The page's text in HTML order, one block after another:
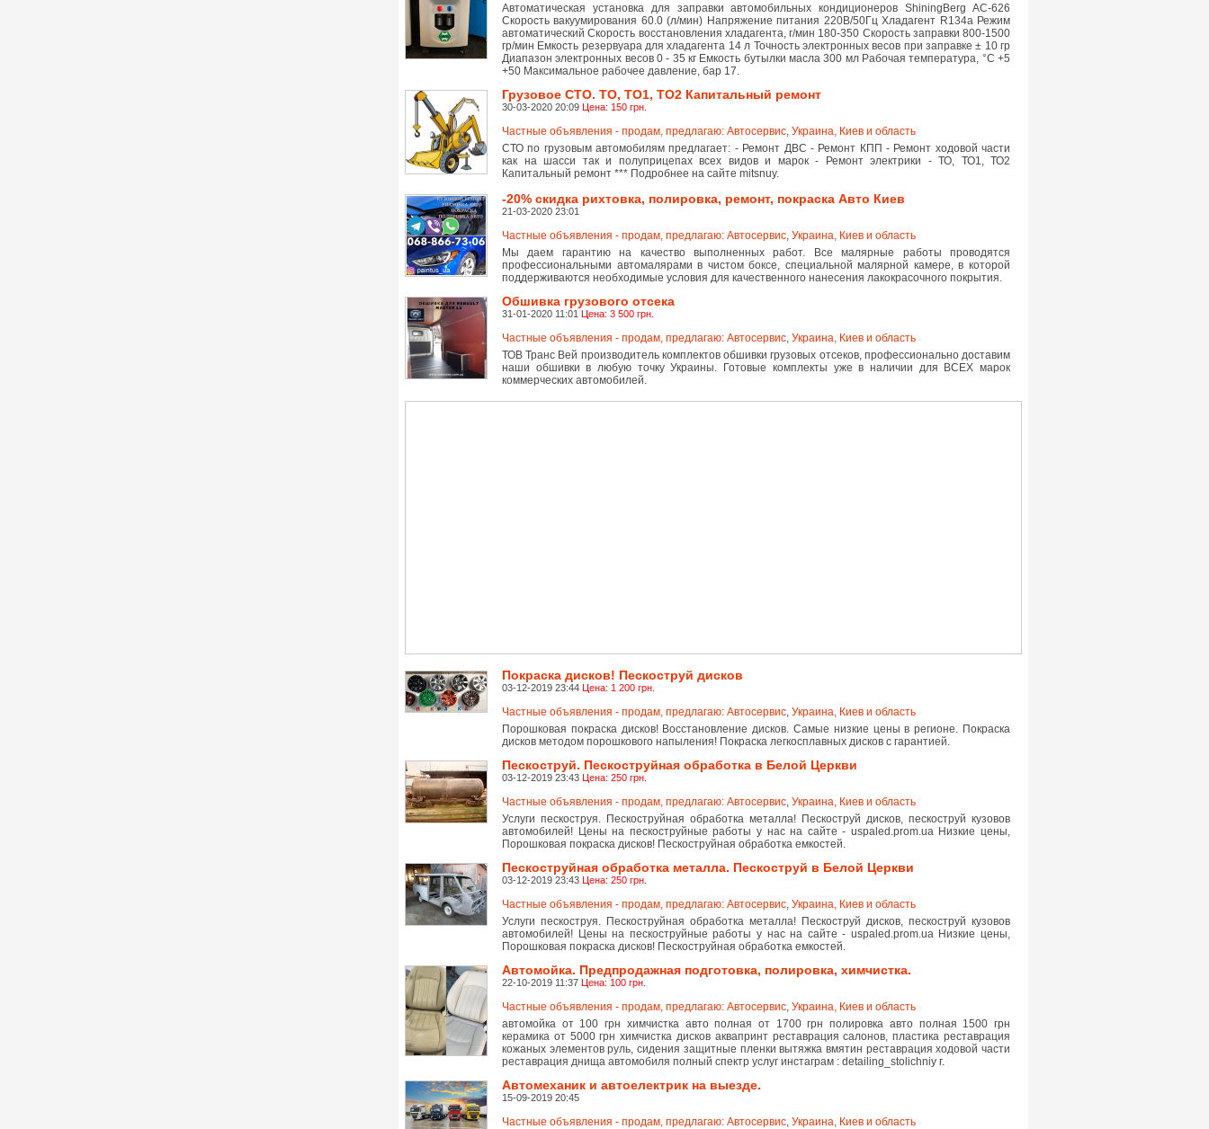
Автоматическая установка для заправки автомобильных кондиционеров ShiningBerg AC-626
Скорость вакуумирования 60.0 (л/мин) Напряжение питания 220В/50Гц Хладагент R134a Режим
автоматический Скорость восстановления хладагента, г/мин 180-350 Скорость заправки 800-1500
гр/мин Емкость резервуара для хладагента 14 л Точность электронных весов при заправке ± 10 гр
Диапазон электронных весов 0 - 35 кг Емкость бутылки масла 300 мл Рабочая температура, °C +5
+50 Максимальное рабочее давление, бар 17.
Грузовое СТО. ТО, ТО1, ТО2 Капитальный ремонт
30-03-2020 20:09 Цена: 150 грн.
Частные объявления - продам, предлагаю: Автосервис Украина, Киев и область
СТО по грузовым автомобилям предлагает: - Ремонт ДВС - Ремонт КПП - Ремонт ходовой части
как на шасси так и полуприцепах всех видов и марок - Ремонт электрики - ТО, ТО1, ТО2
Капитальный ремонт *** Подробнее на сайте mitsnuy.
-20% скидка рихтовка, полировка, ремонт, покраска Авто Киев
21-03-2020 23:01
Частные объявления - продам, предлагаю: Автосервис, Украина, Киев и область
Мы даем гарантию на качество выполненных работ. Все малярные работы проводятся
профессиональными автомалярами в чистом боксе, специальной малярной камере, в которой
поддерживаются необходимые условия для качественного нанесения лакокрасочного покрытия.
Обшивка грузового отсека
31-01-2020 11:01 Цена: 3 500 грн.
Частные объявления - продам, предлагаю: Автосервис, Украина, Киев и область
ТОВ Транс Вей производитель комплектов обшивки грузовых отсеков, профессионально доставим
наши обшивки в любую точку Украины. Готовые комплекты уже в наличии для ВСЕХ марок
коммерческих автомобилей.
Покраска дисков! Пескоструй дисков
03-12-2019 23:44 Цена: 1 200 грн.
Частные объявления - продам, предлагаю: Автосервис, Украина, Киев и область
Порошковая покраска дисков! Восстановление дисков. Самые низкие цены в регионе. Покраска
дисков методом порошкового напыления! Покраска легкосплавных дисков с гарантией.
Пескоструй. Пескоструйная обработка в Белой Церкви
03-12-2019 23:43 Цена: 250 грн.
Частные объявления - продам, предлагаю: Автосервис, Украина, Киев и область
Услуги пескоструя. Пескоструйная обработка металла! Пескоструй дисков, пескоструй кузовов
автомобилей! Цены на пескоструйные работы у нас на сайте - uspaled.prom.ua Низкие цены,
Порошковая покраска дисков! Пескоструйная обработка емкостей.
Пескоструйная обработка металла. Пескоструй в Белой Церкви
03-12-2019 23:43 Цена: 250 грн.
Частные объявления - продам, предлагаю: Автосервис, Украина, Киев и область
Услуги пескоструя. Пескоструйная обработка металла! Пескоструй дисков, пескоструй кузовов
автомобилей! Цены на пескоструйные работы у нас на сайте - uspaled.prom.ua Низкие цены,
Порошковая покраска дисков! Пескоструйная обработка емкостей.
Автомойка. Предпродажная подготовка, полировка, химчистка.
22-10-2019 11:37 Цена: 100 грн.
Частные объявления - продам, предлагаю: Автосервис, Украина, Киев и область
автомойка от 100 грн химчистка авто полная от 1700 грн полировка авто полная 1500 грн
керамика от 5000 грн химчистка дисков аквапринт реставрация салонов, пластика реставрация
кожаных элементов руль, сидения защитные пленки вытяжка вмятин реставрация ходовой части
реставрация днища автомобиля полный спектр услуг инстаграм : detailing_stolichniy г.
Автомеханик и автоелектрик на выезде.
15-09-2019 20:45
Частные объявления - продам, предлагаю: Автосервис, Украина, Киев и область